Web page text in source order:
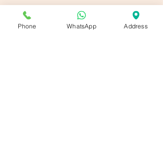
Phone WhatsApp Address